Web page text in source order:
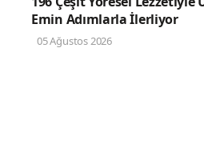
Emin Adımlarla İlerliyor
05 Ağustos 2026